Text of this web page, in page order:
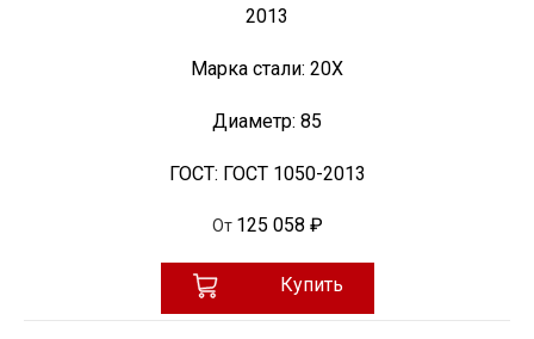
2013
Марка стали: 20Х
Диаметр: 85
ГОСТ: ГОСТ 1050-2013
От 125 058 ₽
Купить